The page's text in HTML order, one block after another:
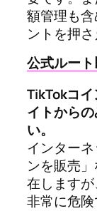
額管理も
ントを押さ
公式ルー
TikTokコ
イトから
い。
インター
ンを販売
在します
非常に危険